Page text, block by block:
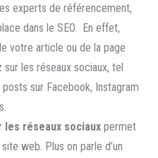
experts de référencement,
dans le SEO. En effet,
votre article ou de la page
les réseaux sociaux, tel
sur Facebook, Instagram
réseaux sociaux permet
web. Plus on parle d’un